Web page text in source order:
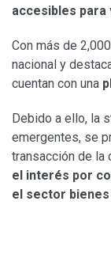
accesibles
Con más de
nacional y
cuentan con una
Debido a ello, la
emergentes, se
transacción de la
el interés por
el sector